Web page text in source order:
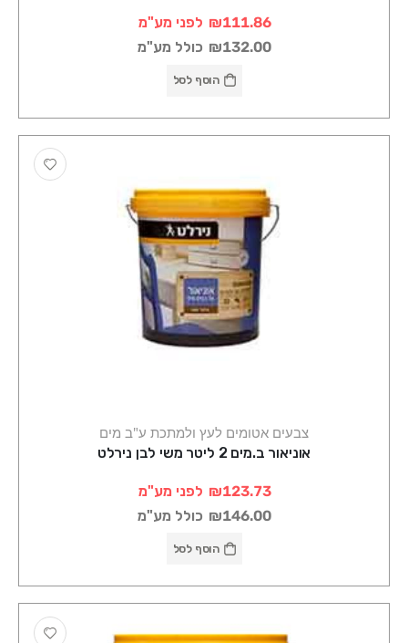
₪111.86 לפני מע"מ
₪132.00 כולל מע"מ
הוסף לסל
צבעים אטומים לעץ ולמתכת ע"ב מים
אוניאור ב.מים 2 ליטר משי לבן נירלט
₪123.73 לפני מע"מ
₪146.00 כולל מע"מ
הוסף לסל